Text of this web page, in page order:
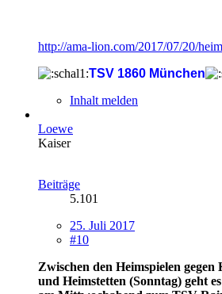
http://ama-lion.com/2017/07/20/
TSV 1860 München
Inhalt melden
Loewe
Kaiser
Beiträge
5.101
25. Juli 2017
#10
Zwischen den Heimspielen
und Heimstetten (Sonntag) geht